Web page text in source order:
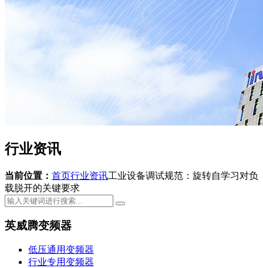
行业资讯
当前位置： 首页行业资讯工业设备调试规范：旋转自学习对负
载脱开的关键要求
英威腾变频器
低压通用变频器
行业专用变频器